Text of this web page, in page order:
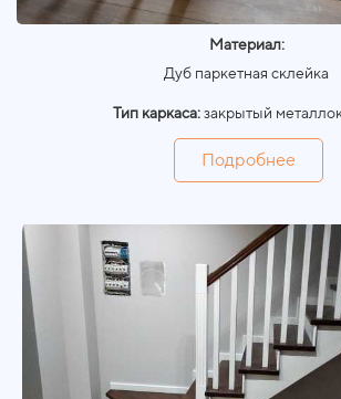
Материал:
Дуб паркетная склейка
Тип каркаса:закрытый
Подробнее